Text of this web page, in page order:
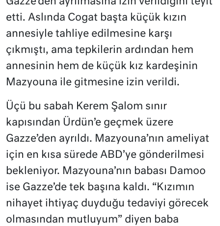
etti. Aslında Cogat başta küçük kızın
annesiyle tahliye edilmesine karşı
çıkmıştı, ama tepkilerin ardından hem
annesinin hem de küçük kız kardeşinin
Mazyouna ile gitmesine izin verildi.
Üçü bu sabah Kerem Şalom sınır
kapısından Ürdün’e geçmek üzere
Gazze’den ayrıldı. Mazyouna’nın ameliyat
için en kısa sürede ABD’ye gönderilmesi
bekleniyor. Mazyouna’nın babası Damoo
ise Gazze’de tek başına kaldı. “Kızımın
nihayet ihtiyaç duyduğu tedaviyi görecek
olmasından mutluyum” diyen baba